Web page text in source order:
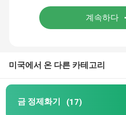
은 전기 분해 기계
폐기물 가스 처리 장치
미국에서 온 다른 카테고리
금 정제화기 (17)